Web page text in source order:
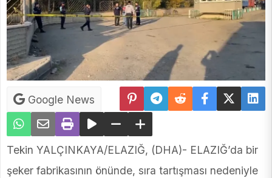
Google News
Tekin YALÇINKAYA/ELAZIĞ, (DHA)- ELAZIĞ’da bir
şeker fabrikasının önünde, sıra tartışması nedeniyle